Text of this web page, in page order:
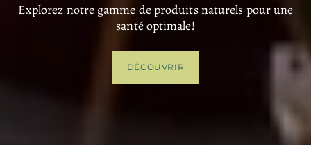
Explorez notre gamme de produits naturels pour une
santé optimale!
DÉCOUVRIR